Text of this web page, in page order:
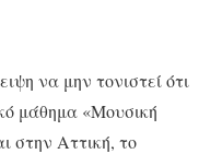
να μην τονιστεί ότι
μάθημα «Μουσική
στην Αττική, το